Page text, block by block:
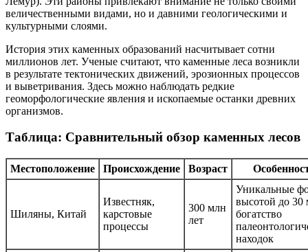
величественными видами, но и давними геологическими и
культурными слоями.
История этих каменных образований насчитывает сотни
миллионов лет. Ученые считают, что каменные леса возникли
в результате тектонических движений, эрозионных процессов
и выветривания. Здесь можно наблюдать редкие
геоморфологические явления и ископаемые останки древних
организмов.
Таблица: Сравнительный обзор каменных лесов
Местоположение Происхождение Возраст
Шиляны, Китай
Известняк,
карстовые
процессы
300 млн
лет
Уникальные
высотой до 30
богатство
находок